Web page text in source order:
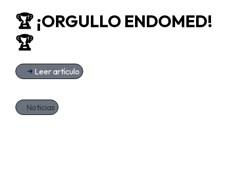
🏆 ¡ORGULLO ENDOMED!
🏆
Leer artículo
Noticias